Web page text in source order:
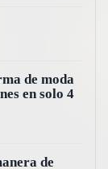
de moda
en solo 4
de